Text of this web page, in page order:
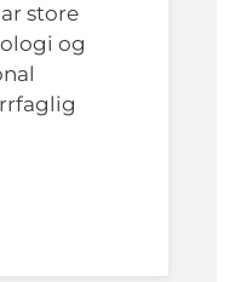
store
og